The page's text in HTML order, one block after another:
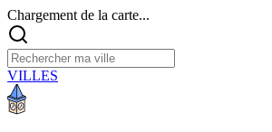
Chargement de la carte...
VILLES